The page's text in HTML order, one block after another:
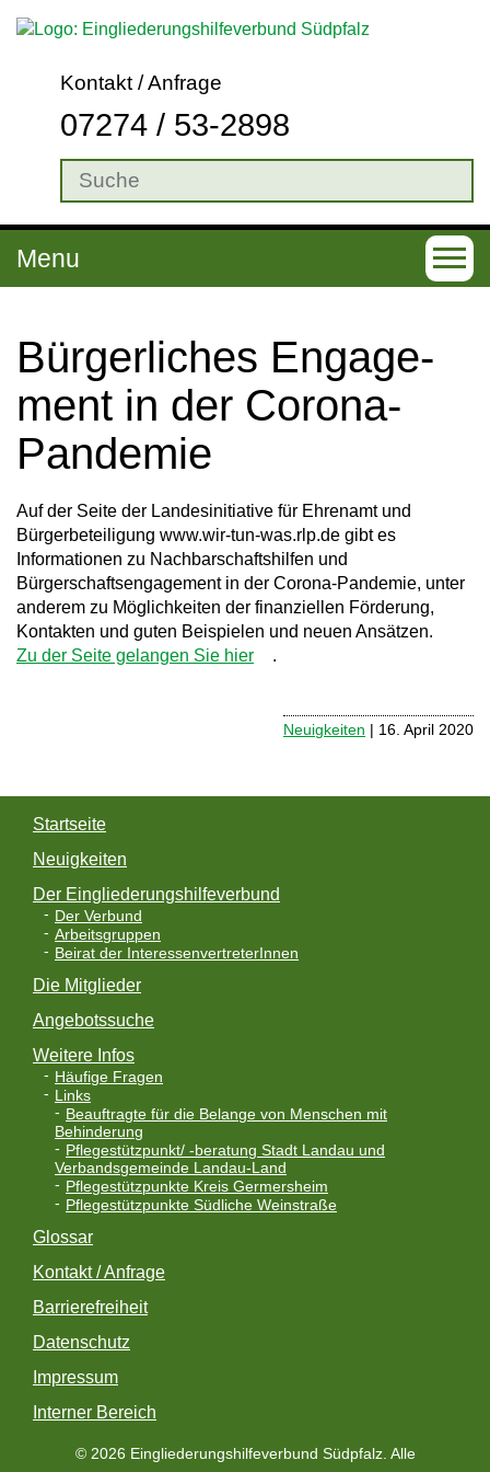
Kontakt / Anfrage
07274 / 53-2898
T
o
i
i
Menu
Bür­ger­li­ches En­ga­ge­
ment in der Co­ro­na-
Pan­de­mie
Auf der Seite der Landesinitiative für Ehrenamt und
Bürgerbeteiligung www.wir-tun-was.rlp.de gibt es
Informationen zu Nachbarschaftshilfen und
Bürgerschaftsengagement in der Corona-Pandemie, unter
anderem zu Möglichkeiten der finanziellen Förderung,
Kontakten und guten Beispielen und neuen Ansätzen.
Zu der Seite gelangen Sie hier
.
Neuigkeiten | 16. April 2020
Startseite
Neuigkeiten
Der Eingliederungshilfeverbund
Der Verbund
Arbeitsgruppen
Beirat der InteressenvertreterInnen
Die Mitglieder
Angebotssuche
Weitere Infos
Häufige Fragen
Links
Beauftragte für die Belange von Menschen mit
Behinderung
Pflegestützpunkt/ -beratung Stadt Landau und
Verbandsgemeinde Landau-Land
Pflegestützpunkte Kreis Germersheim
Pflegestützpunkte Südliche Weinstraße
Glossar
Kontakt / Anfrage
Barrierefreiheit
Datenschutz
Impressum
Interner Bereich
© 2026 Eingliederungshilfeverbund Südpfalz. Alle